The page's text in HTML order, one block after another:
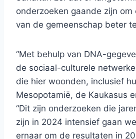
onderzoeken gaande zijn om
van de gemeenschap beter
“Met behulp van DNA-
de sociaal-culturele
die hier woonden, inclusief
Mesopotamië, de Kaukasus
“Dit zijn onderzoeken die
zijn in 2024 intensief gaan
ernaar om de resultaten in